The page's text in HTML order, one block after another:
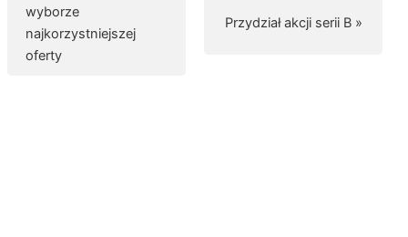
wyborze
najkorzystniejszej
oferty
Przydział akcji serii B »